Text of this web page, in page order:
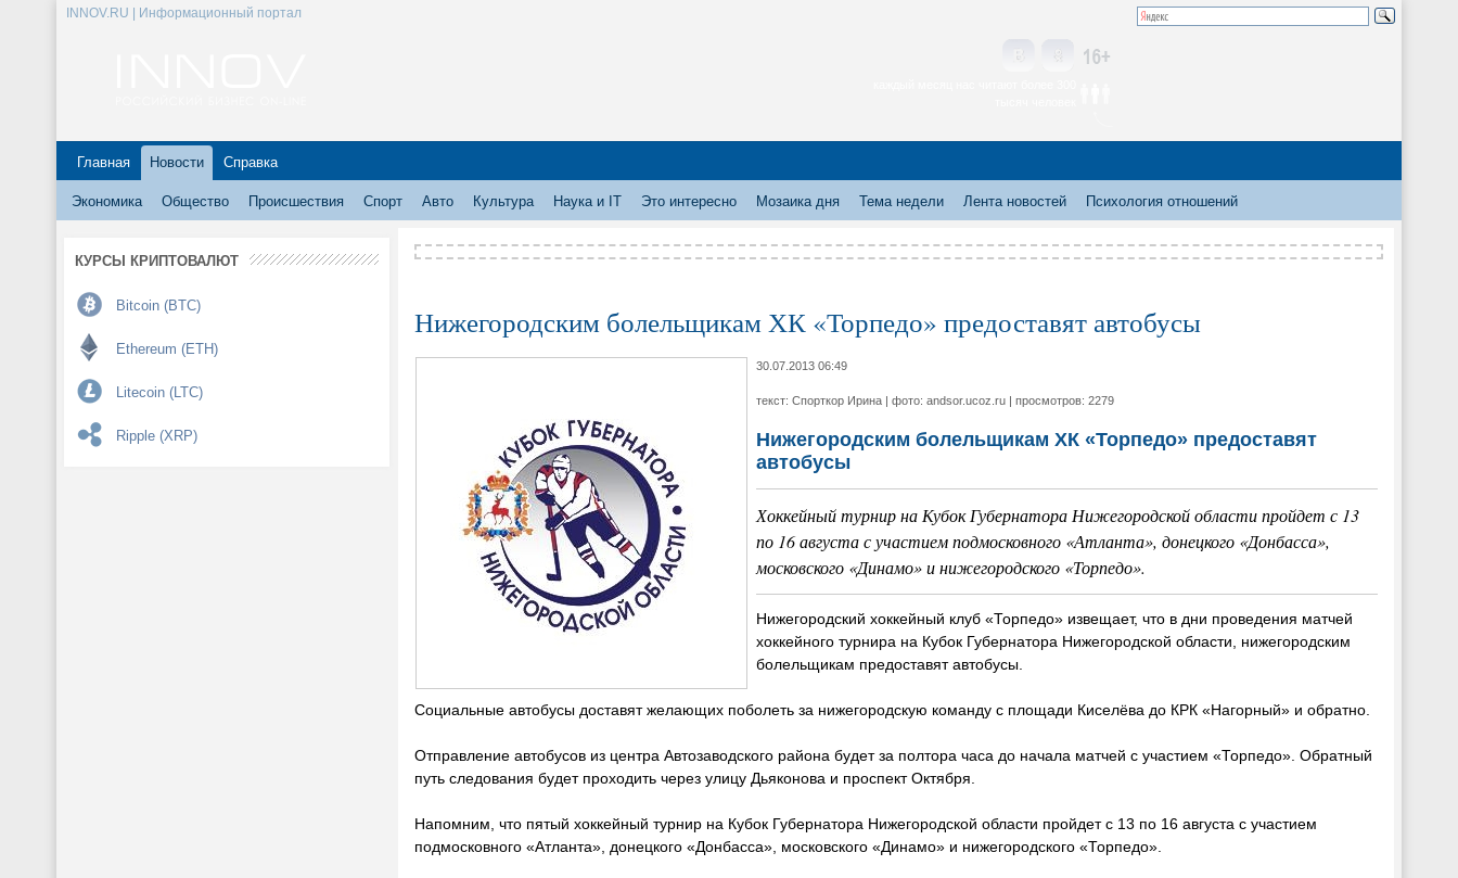
INNOV.RU | Информационный портал
Главная Новости Справка
Экономика Общество Происшествия Спорт Авто Культура Наука и IT Это интересно Мозаика дня Тема недели Лента новостей Психология отношений
КУРСЫ КРИПТОВАЛЮТ
Bitcoin (BTC)
Ethereum (ETH)
Litecoin (LTC)
Ripple (XRP)
Нижегородским болельщикам ХК «Торпедо» предоставят автобусы
30.07.2013 06:49
текст: Спорткор Ирина | фото: andsor.ucoz.ru | просмотров: 2279
Нижегородским болельщикам ХК «Торпедо» предоставят
автобусы
Хоккейный турнир на Кубок Губернатора Нижегородской области пройдет с 13
по 16 августа с участием подмосковного «Атланта», донецкого «Донбасса»,
московского «Динамо» и нижегородского «Торпедо».
Нижегородский хоккейный клуб «Торпедо» извещает, что в дни проведения матчей
хоккейного турнира на Кубок Губернатора Нижегородской области, нижегородским
болельщикам предоставят автобусы.
Социальные автобусы доставят желающих поболеть за нижегородскую команду с площади Киселёва до КРК «Нагорный» и обратно.
Отправление автобусов из центра Автозаводского района будет за полтора часа до начала матчей с участием «Торпедо». Обратный
путь следования будет проходить через улицу Дьяконова и проспект Октября.
Напомним, что пятый хоккейный турнир на Кубок Губернатора Нижегородской области пройдет с 13 по 16 августа с участием
подмосковного «Атланта», донецкого «Донбасса», московского «Динамо» и нижегородского «Торпедо».